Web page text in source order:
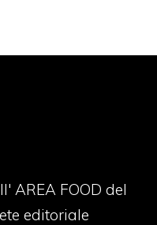
AREA FOOD del
editoriale